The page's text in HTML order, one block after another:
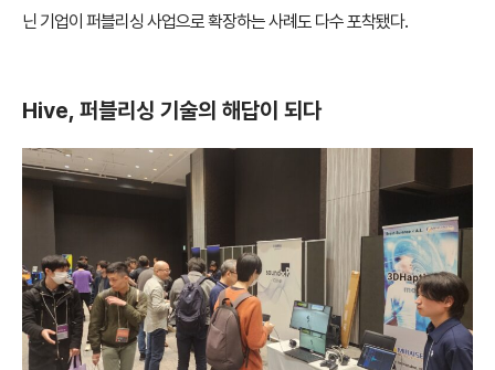
닌 기업이 퍼블리싱 사업으로 확장하는 사례도 다수 포착됐다.
Hive, 퍼블리싱 기술의 해답이 되다